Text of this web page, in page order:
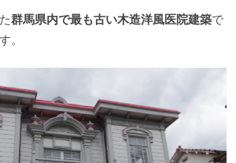
群馬県内で最も古い木造洋風医院建築で
。